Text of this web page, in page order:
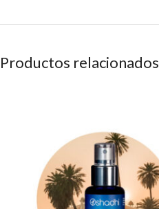
Productos relacionados